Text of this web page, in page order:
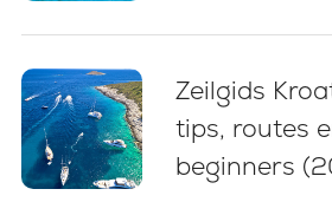
Zeilgids
tips, routes
beginners